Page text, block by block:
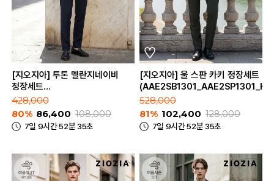
[지오지아] 투톤 멜란지네이비
정장세트
(ABE2SB1203_ABE2SP1203_MNV)
428,000
80% 86,400 108,000
7일 9시간 52분 35초
[지오지아] 울 스판 카키 정장세트
528,000
81% 102,400 128,000
7일 9시간 52분 35초